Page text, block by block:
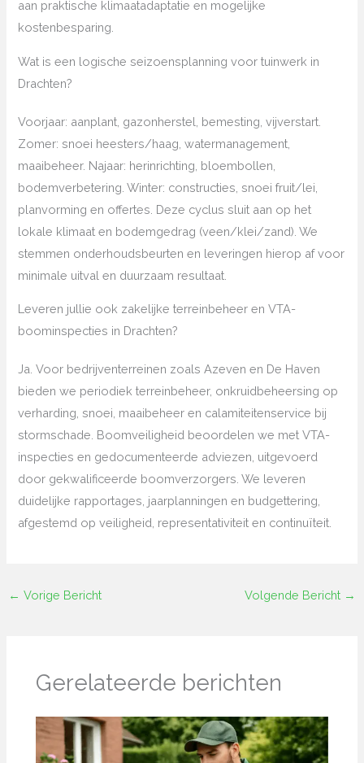
aan praktische klimaatadaptatie en mogelijke
kostenbesparing.
Wat is een logische seizoensplanning voor tuinwerk in
Drachten?
Voorjaar: aanplant, gazonherstel, bemesting, vijverstart.
Zomer: snoei heesters/haag, watermanagement,
maaibeheer. Najaar: herinrichting, bloembollen,
bodemverbetering. Winter: constructies, snoei fruit/lei,
planvorming en offertes. Deze cyclus sluit aan op het
lokale klimaat en bodemgedrag (veen/klei/zand). We
stemmen onderhoudsbeurten en leveringen hierop af voor
minimale uitval en duurzaam resultaat.
Leveren jullie ook zakelijke terreinbeheer en VTA-
boominspecties in Drachten?
Ja. Voor bedrijventerreinen zoals Azeven en De Haven
bieden we periodiek terreinbeheer, onkruidbeheersing op
verharding, snoei, maaibeheer en calamiteitenservice bij
stormschade. Boomveiligheid beoordelen we met VTA-
inspecties en gedocumenteerde adviezen, uitgevoerd
door gekwalificeerde boomverzorgers. We leveren
duidelijke rapportages, jaarplanningen en budgettering,
afgestemd op veiligheid, representativiteit en continuïteit.
← Vorige Bericht Volgende Bericht →
Gerelateerde berichten